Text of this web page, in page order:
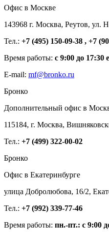
Офис в Москве
143968 г. Москва, Реутов, ул.
Тел.: +7 (495) 150-09-38 , +7
Время работы: с 9:00 до 17:30
E-mail: mf@bronko.ru
Бронко
Дополнительный офис в
115184, г. Москва,
Тел.: +7 (499) 322-00-02
Бронко
Офис в Екатеринбурге
улица Добролюбова, 16/2,
Тел.: +7 (992) 339-77-46
Время работы: пн.-пт.: с 9:00